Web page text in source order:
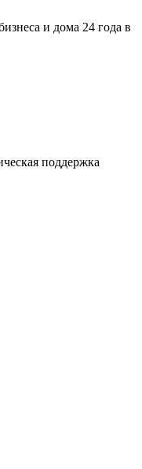
и дома 24 года в
поддержка